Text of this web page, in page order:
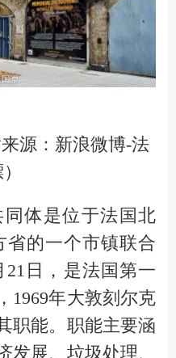
：新浪微博-法
体是位于法国北
省的一个市镇联合
21日，是法国第一
1969年大敦刻尔克
职能。职能主要涵
发展、垃圾处理、